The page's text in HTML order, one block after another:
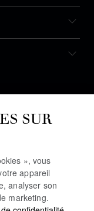
SUR
», vous
appareil
analyser son
marketing.